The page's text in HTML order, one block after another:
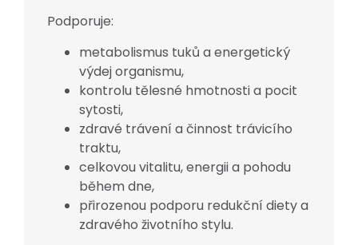
Podporuje:
metabolismus tuků a energetický
výdej organismu,
kontrolu tělesné hmotnosti a pocit
sytosti,
zdravé trávení a činnost trávicího
traktu,
celkovou vitalitu, energii a pohodu
během dne,
přirozenou podporu redukční diety a
zdravého životního stylu.